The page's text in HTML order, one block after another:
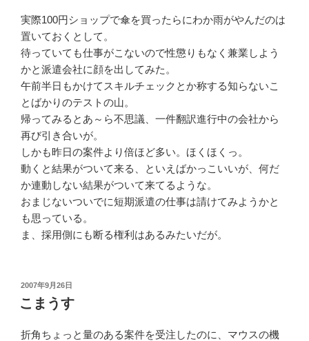
実際100円ショップで傘を買ったらにわか雨がやんだのは
置いておくとして。
待っていても仕事がこないので性懲りもなく兼業しよう
かと派遣会社に顔を出してみた。
午前半日もかけてスキルチェックとか称する知らないこ
とばかりのテストの山。
帰ってみるとあ～ら不思議、一件翻訳進行中の会社から
再び引き合いが。
しかも昨日の案件より倍ほど多い。ほくほくっ。
動くと結果がついて来る、といえばかっこいいが、何だ
か連動しない結果がついて来てるような。
おまじないついでに短期派遣の仕事は請けてみようかと
も思っている。
ま、採用側にも断る権利はあるみたいだが。
投
稿
日:
2007年9月26日
こまうす
折角ちょっと量のある案件を受注したのに、マウスの機